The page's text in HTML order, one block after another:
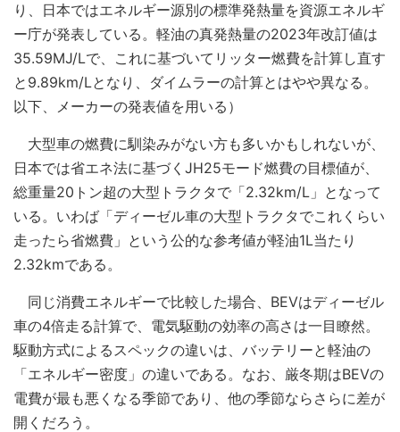
り、日本ではエネルギー源別の標準発熱量を資源エネルギ
ー庁が発表している。軽油の真発熱量の2023年改訂値は
35.59MJ/Lで、これに基づいてリッター燃費を計算し直す
と9.89km/Lとなり、ダイムラーの計算とはやや異なる。
以下、メーカーの発表値を用いる）
大型車の燃費に馴染みがない方も多いかもしれないが、
日本では省エネ法に基づくJH25モード燃費の目標値が、
総重量20トン超の大型トラクタで「2.32km/L」となって
いる。いわば「ディーゼル車の大型トラクタでこれくらい
走ったら省燃費」という公的な参考値が軽油1L当たり
2.32kmである。
同じ消費エネルギーで比較した場合、BEVはディーゼル
車の4倍走る計算で、電気駆動の効率の高さは一目瞭然。
駆動方式によるスペックの違いは、バッテリーと軽油の
「エネルギー密度」の違いである。なお、厳冬期はBEVの
電費が最も悪くなる季節であり、他の季節ならさらに差が
開くだろう。